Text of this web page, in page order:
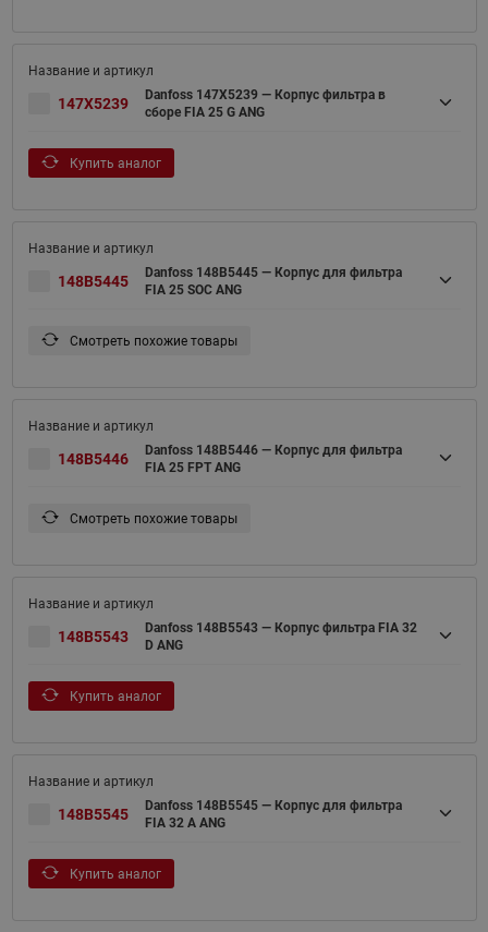
147X5239
Danfoss 147X5239 — Корпус фильтра в
сборе FIA 25 G ANG
Купить аналог
148B5445
Danfoss 148B5445 — Корпус для фильтра
FIA 25 SOC ANG
Смотреть похожие товары
148B5446
Danfoss 148B5446 — Корпус для фильтра
FIA 25 FPT ANG
Смотреть похожие товары
148B5543
Danfoss 148B5543 — Корпус фильтра FIA 32
D ANG
Купить аналог
148B5545
Danfoss 148B5545 — Корпус для фильтра
FIA 32 A ANG
Купить аналог